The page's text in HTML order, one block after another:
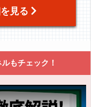
見る
もチェック！